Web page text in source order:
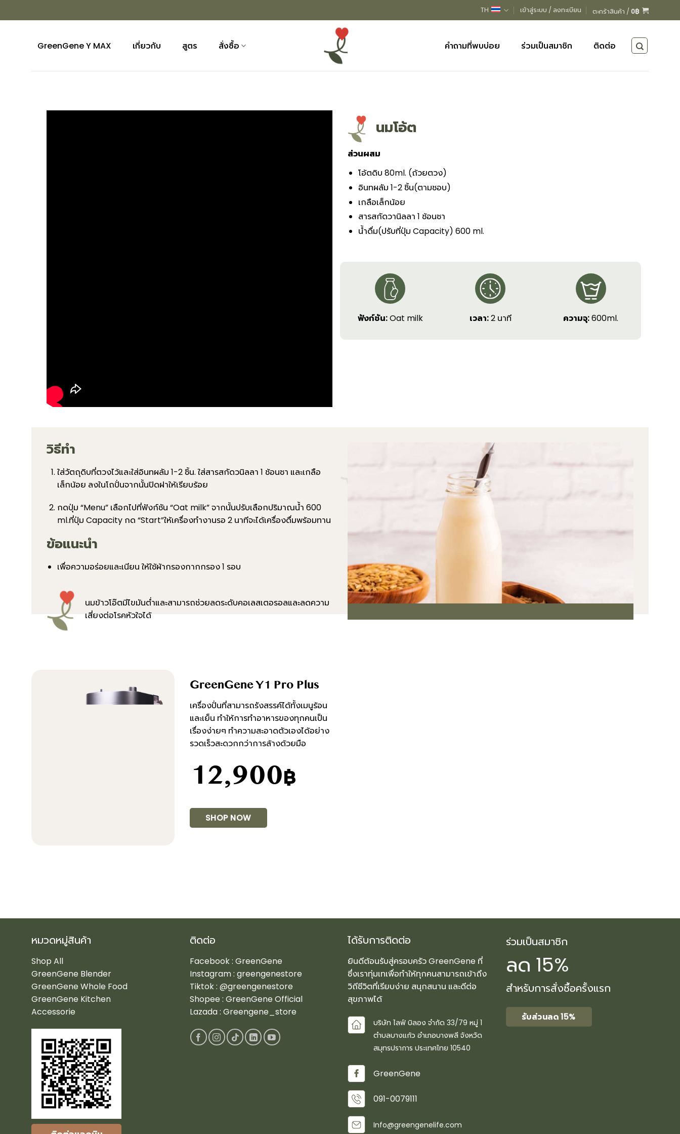
ไป
TH เข้าสู่ระบบ / ลงทะเบียน ตะกร้าสินค้า / 0฿
GreenGene Y MAX เกี่ยวกับ สูตร สั่งซื้อ คำถามที่พบบ่อย ร่วมเป็นสมาชิก ติดต่อ
นมโอ้ต
ส่วนผสม
โอ้ตดิบ 80ml. (ถ้วยตวง)
อินทผลัม 1-2 ชิ้น(ตามชอบ)
เกลือเล็กน้อย
สารสกัดวานิลลา 1 ช้อนชา
น้ำดื่ม(ปรับที่ปุ่ม Capacity) 600 ml.
ฟังก์ชัน:Oat milk เวลา:2 นาที ความจุ:600ml.
วิธีทำ
ใส่วัตถุดิบที่ตวงไว้และใส่อินทผลัม 1-2 ชิ้น. ใส่สารสกัดวนิลลา 1 ช้อนชา และเกลือ
เล็กน้อย ลงในโถปั่นจากนั้นปิดฝาให้เรียบร้อย
กดปุ่ม “Menu” เลือกไปที่ฟังก์ชัน “Oat milk” จากนั้นปรับเลือกปริมาณน้ำ 600
ml.ที่ปุ่ม Capacity กด “Start”ให้เครื่องทำงานรอ 2 นาทีจะได้เครื่องดื่มพร้อมทาน
ข้อแนะนำ
เพื่อความอร่อยและเนียน ให้ใช้ผ้ากรองกากกรอง 1 รอบ
นมข้าวโอ๊ตมีไขมันต่ำและสามารถช่วยลดระดับคอเลสเตอรอลและลดความ
เสี่ยงต่อโรคหัวใจได้
GreenGene Y1 Pro Plus
เครื่องปั่นที่สามารถรังสรรค์ได้ทั้งเมนูร้อน
และเย็น ทำให้การทำอาหารของทุกคนเป็น
เรื่องง่ายๆ ทำความสะอาดตัวเองได้อย่าง
รวดเร็วสะดวกกว่าการล้างด้วยมือ
12,900฿
SHOP NOW
หมวดหมู่สินค้า
Shop All
GreenGene Blender
GreenGene Whole Food
GreenGene Kitchen
Accessorie
ติดต่อ
Facebook : GreenGene
Instagram : greengenestore
Tiktok : @greengenestore
Shopee : GreenGene Official
Lazada : Greengene_store
ได้รับการติดต่อ
ยินดีต้อนรับสู่ครอบครัว GreenGene ที่
ซึ่งเราทุ่มเทเพื่อทำให้ทุกคนสามารถเข้าถึง
วิถีชีวิตที่เรียบง่าย สนุกสนาน และดีต่อ
สุขภาพได้
บริษัท ไลฟ์ บิลอง จำกัด 33/79 หมู่ 1
ตำบลบางแก้ว อำเภอบางพลี จังหวัด
สมุทรปราการ ประเทศไทย 10540
GreenGene
091-0079111
Info@greengenelife.com
ร่วมเป็นสมาชิก
ลด 15%
สำหรับการสั่งซื้อครั้งแรก
รับส่วนลด 15%